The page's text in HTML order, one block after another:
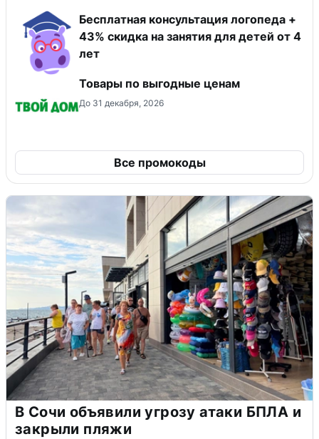
Бесплатная консультация логопеда +
43% скидка на занятия для детей от 4
лет
Товары по выгодные ценам
До 31 декабря, 2026
Все промокоды
В Сочи объявили угрозу атаки БПЛА и
закрыли пляжи